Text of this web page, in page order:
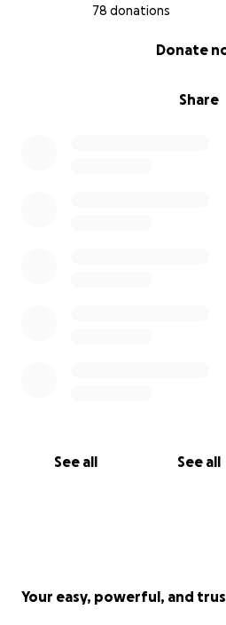
78 donations
Share
Donate
See all See all
Your easy, powerful, and